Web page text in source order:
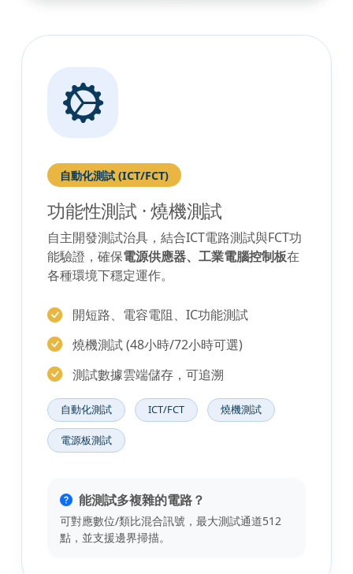
自動化測試 (ICT/FCT)
功能性測試 · 燒機測試
自主開發測試治具，結合ICT電路測試與FCT功
能驗證，確保電源供應器、工業電腦控制板在
各種環境下穩定運作。
開短路、電容電阻、IC功能測試
燒機測試 (48小時/72小時可選)
測試數據雲端儲存，可追溯
自動化測試 ICT/FCT 燒機測試
電源板測試
能測試多複雜的電路？
可對應數位/類比混合訊號，最大測試通道512
點，並支援邊界掃描。